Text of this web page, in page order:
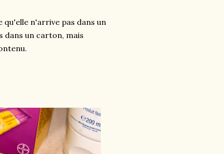
qu'elle n'arrive pas dans un
un carton, mais